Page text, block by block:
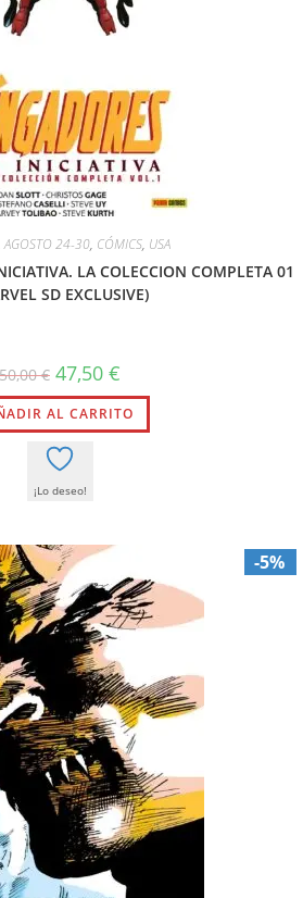
AGOSTO 24-30, CÓMICS, USA
LA COLECCION COMPLETA 01
SD EXCLUSIVE)
50,00€ 47,50 €
AL CARRITO
¡Lo deseo!
-5%